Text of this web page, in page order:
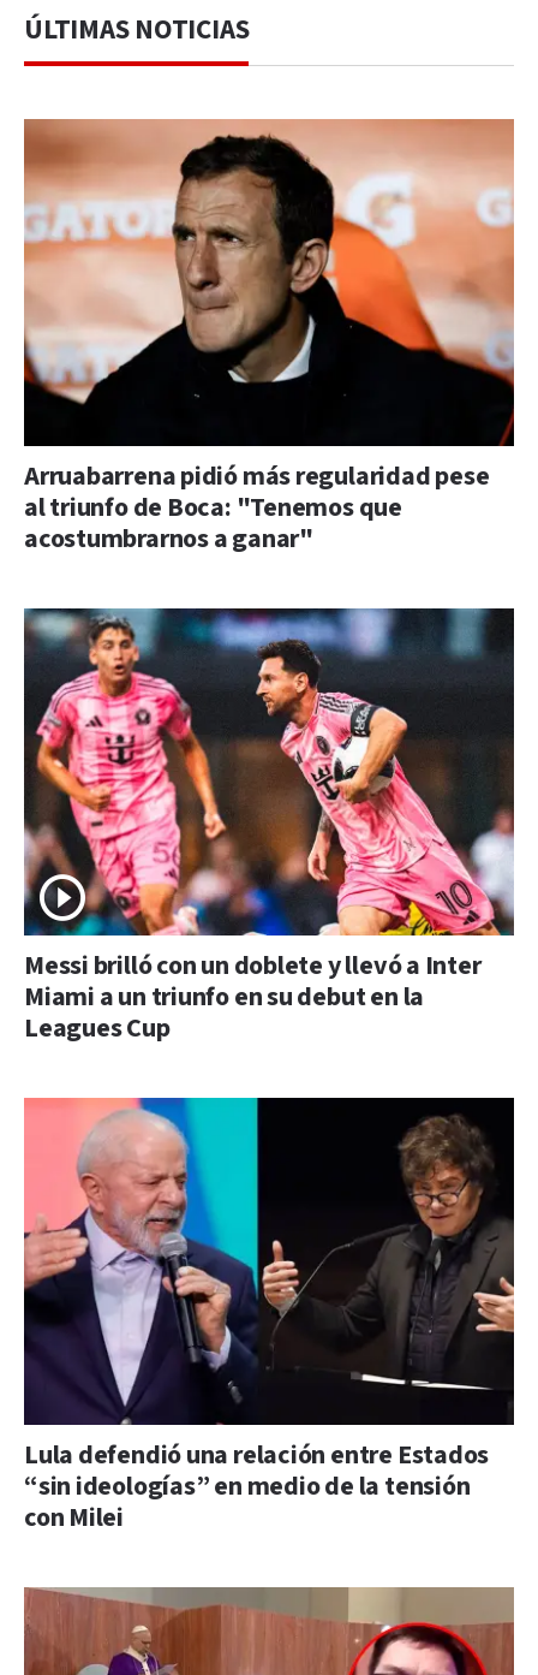
ÚLTIMAS NOTICIAS
Arruabarrena pidió más regularidad pese
al triunfo de Boca: "Tenemos que
acostumbrarnos a ganar"
Messi brilló con un doblete y llevó a Inter
Miami a un triunfo en su debut en la
Leagues Cup
Lula defendió una relación entre Estados
“sin ideologías” en medio de la tensión
con Milei